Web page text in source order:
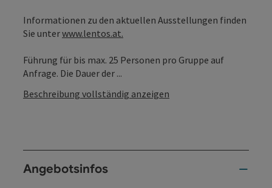
Informationen zu den aktuellen Ausstellungen finden
Sie unterwww.lentos.at.
Führung für bis max. 25 Personen pro Gruppe auf
Anfrage. Die Dauer der ...
Beschreibung vollständig anzeigen
Angebotsinfos